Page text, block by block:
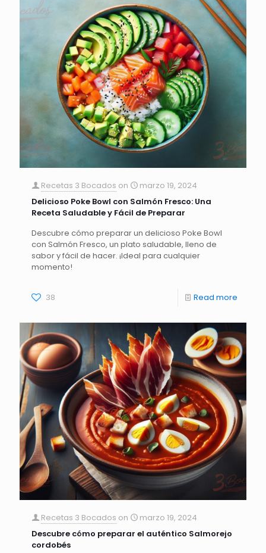
Recetas 3 Bocados on
marzo 19, 2024
Delicioso Poke Bowl con Salmón Fresco: Una
Receta Saludable y Fácil de Preparar
Descubre cómo preparar un delicioso Poke Bowl
con Salmón Fresco, un plato saludable, lleno de
sabor y fácil de hacer. ¡Ideal para cualquier
momento!
38 Read more
Recetas 3 Bocados on
marzo 19, 2024
Descubre cómo preparar el auténtico Salmorejo
cordobés